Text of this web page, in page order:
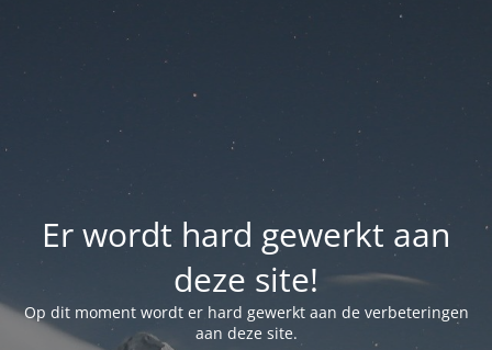
Er wordt hard gewerkt aan
deze site!
Op dit moment wordt er hard gewerkt aan de verbeteringen
aan deze site.